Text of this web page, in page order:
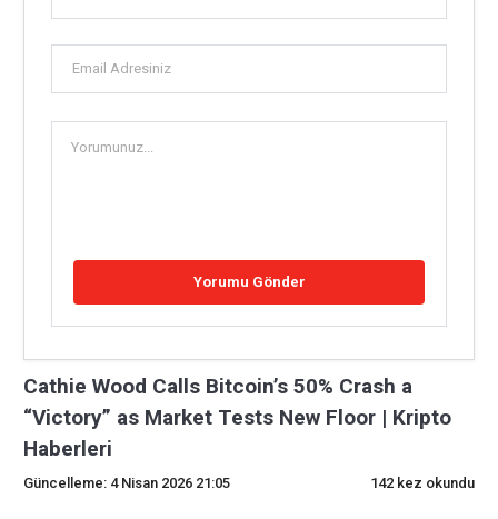
Cathie Wood Calls Bitcoin’s 50% Crash a
“Victory” as Market Tests New Floor | Kripto
Haberleri
Güncelleme: 4 Nisan 2026 21:05 142 kez okundu